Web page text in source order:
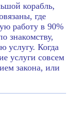
корабль,
где
работу в 90%
знакомству,
услугу. Когда
услуги совсем
закона, или